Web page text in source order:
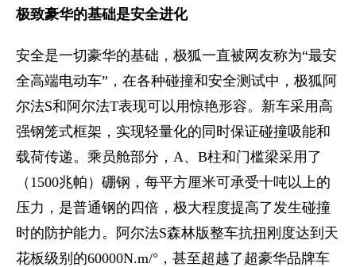
极致豪华的基础是安全进化
安全是一切豪华的基础，极狐一直被网友称为“最安
全高端电动车”，在各种碰撞和安全测试中，极狐阿
尔法S和阿尔法T表现可以用惊艳形容。新车采用高
强钢笼式框架，实现轻量化的同时保证碰撞吸能和
载荷传递。乘员舱部分，A、B柱和门槛梁采用了
（1500兆帕）硼钢，每平方厘米可承受十吨以上的
压力，是普通钢的四倍，极大程度提高了发生碰撞
时的防护能力。阿尔法S森林版整车抗扭刚度达到天
花板级别的60000N.m/°，甚至超越了超豪华品牌车